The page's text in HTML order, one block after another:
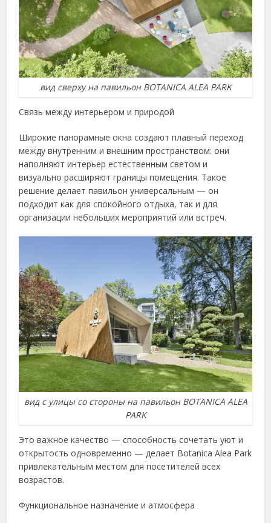
вид сверху на павильон BOTANICA ALEA PARK
Связь между интерьером и природой
Широкие панорамные окна создают плавный переход
между внутренним и внешним пространством: они
наполняют интерьер естественным светом и
визуально расширяют границы помещения. Такое
решение делает павильон универсальным — он
подходит как для спокойного отдыха, так и для
организации небольших мероприятий или встреч.
вид с улицы со стороны на павильон BOTANICA ALEA
PARK
Это важное качество — способность сочетать уют и
открытость одновременно — делает Botanica Alea Park
привлекательным местом для посетителей всех
возрастов.
Функциональное назначение и атмосфера